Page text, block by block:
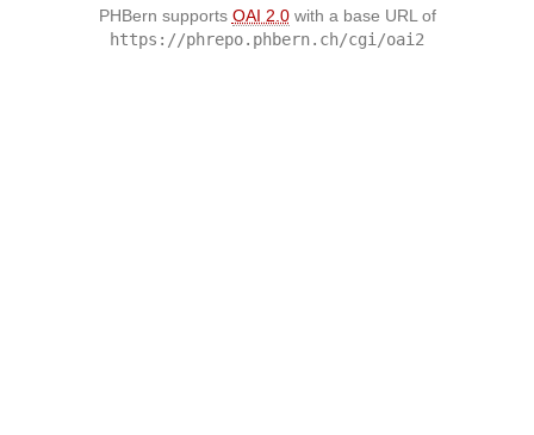
PHBern supports OAI 2.0with a base URL of
https://phrepo.phbern.ch/cgi/oai2